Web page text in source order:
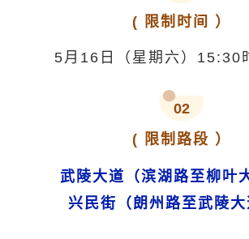
( 限制时间 ）
5月16日（星期六）15:30
02
( 限制路段 ）
武陵大道（滨湖路至柳叶
兴民街（朗州路至武陵大